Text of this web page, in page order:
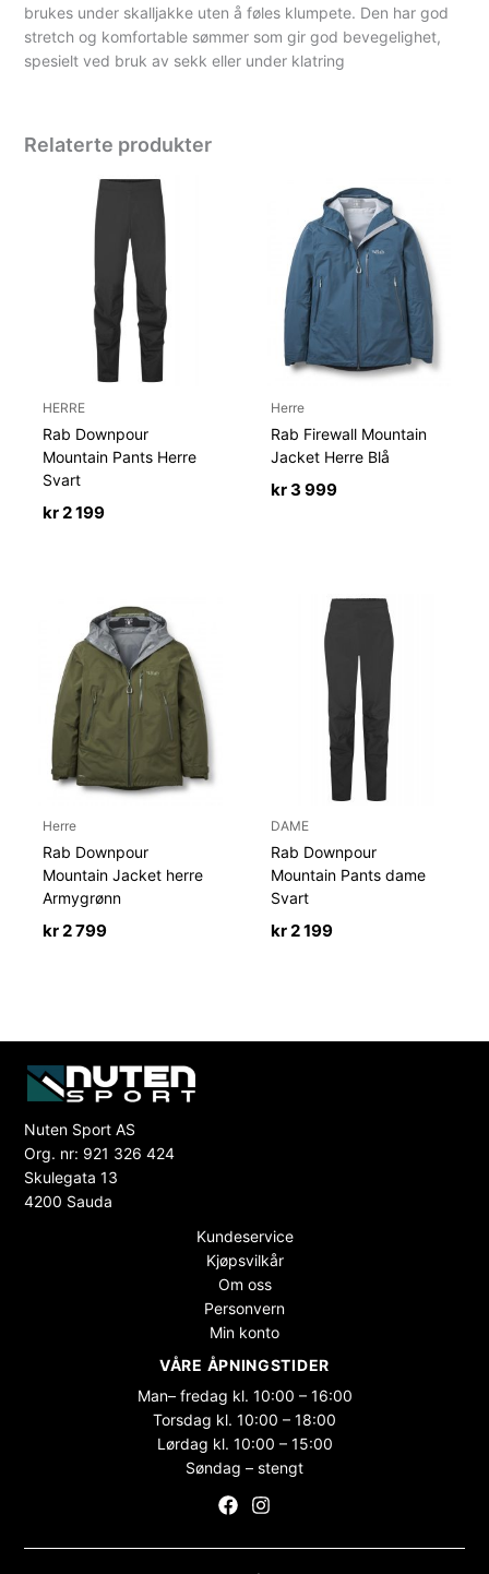
brukes under skalljakke uten å føles klumpete. Den har god
stretch og komfortable sømmer som gir god bevegelighet,
spesielt ved bruk av sekk eller under klatring
Relaterte produkter
HERRE
Rab Downpour
Mountain Pants Herre
Svart
kr 2 199
Herre
Rab Firewall Mountain
Jacket Herre Blå
kr3 999
Herre
Rab Downpour
Mountain Jacket herre
Armygrønn
kr2 799
DAME
Rab Downpour
Mountain Pants dame
Svart
kr2 199
Nuten Sport AS
Org. nr: 921 326 424
Skulegata 13
4200 Sauda
Kundeservice
Kjøpsvilkår
Om oss
Personvern
Min konto
VÅRE ÅPNINGSTIDER
Man– fredag kl. 10:00 – 16:00
Torsdag kl. 10:00 – 18:00
Lørdag kl. 10:00 – 15:00
Søndag – stengt